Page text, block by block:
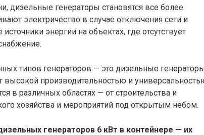
дизельные генераторы становятся все более
электричество в случае отключения сети и
энергии на объектах, где отсутствует
типов генераторов — это дизельные
высокой производительностью и
в различных областях — от строительства и
хозяйства и мероприятий под открытым небом.
генераторов 6 кВт в контейнере — их